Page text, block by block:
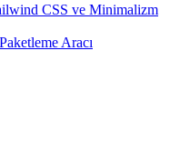
CSS ve Minimalizm
Aracı